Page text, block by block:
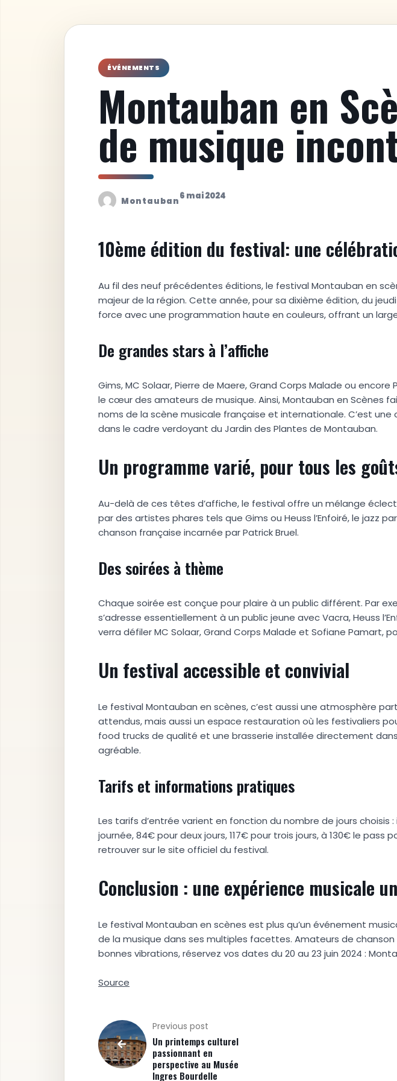
ÉVÉNEMENTS
Montauban en
de musique
Montauban6 mai 2024
10ème édition du festival: une
Au fil des neuf précédentes éditions, le festival Montauban en
majeur de la région. Cette année, pour sa dixième édition, du
force avec une programmation haute en couleurs, offrant un
De grandes stars à l’affiche
Gims, MC Solaar, Pierre de Maere, Grand Corps Malade ou
le cœur des amateurs de musique. Ainsi, Montauban en Scènes
noms de la scène musicale française et internationale. C’est
dans le cadre verdoyant du Jardin des Plantes de Montauban.
Un programme varié, pour tous les
Au-delà de ces têtes d’affiche, le festival offre un mélange
par des artistes phares tels que Gims ou Heuss l’Enfoiré, le jazz
chanson française incarnée par Patrick Bruel.
Des soirées à thème
Chaque soirée est conçue pour plaire à un public différent. Par
s’adresse essentiellement à un public jeune avec Vacra, Heuss
verra défiler MC Solaar, Grand Corps Malade et Sofiane Pamart,
Un festival accessible et convivial
Le festival Montauban en scènes, c’est aussi une atmosphère
attendus, mais aussi un espace restauration où les festivaliers
food trucks de qualité et une brasserie installée directement
agréable.
Tarifs et informations pratiques
Les tarifs d’entrée varient en fonction du nombre de jours choisis
journée, 84€ pour deux jours, 117€ pour trois jours, à 130€ le pass
retrouver sur le site officiel du festival.
Conclusion : une expérience musicale
Le festival Montauban en scènes est plus qu’un événement
de la musique dans ses multiples facettes. Amateurs de
bonnes vibrations, réservez vos dates du 20 au 23 juin 2024 :
Source
Previous post
Un printemps culturel
passionnant en
perspective au Musée
Ingres Bourdelle